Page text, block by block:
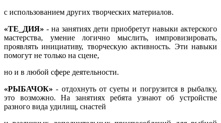
с использованием других творческих материалов.
«ТЕ_ДИЯ» - на занятиях дети приобретут навыки актерского
мастерства, умение логично мыслить, импровизировать,
проявлять инициативу, творческую активность. Эти навыки
помогут не только на сцене,
но и в любой сфере деятельности.
«РЫБАЧОК» - отдохнуть от суеты и погрузится в рыбалку,
это возможно. На занятиях ребята узнают об устройстве
разного вида удилищ, снастей